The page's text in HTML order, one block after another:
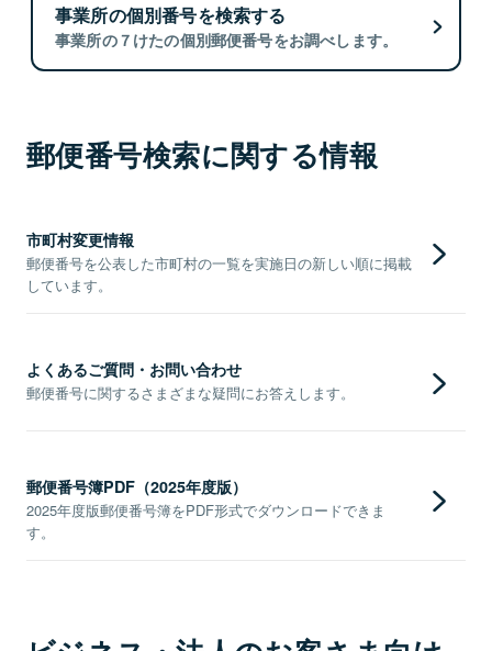
事業所の個別番号を検索する
事業所の７けたの個別郵便番号をお調べします。
郵便番号検索に関する情報
市町村変更情報
郵便番号を公表した市町村の一覧を実施日の新しい順に掲載
しています。
よくあるご質問・お問い合わせ
郵便番号に関するさまざまな疑問にお答えします。
郵便番号簿PDF（2025年度版）
2025年度版郵便番号簿をPDF形式でダウンロードできま
す。